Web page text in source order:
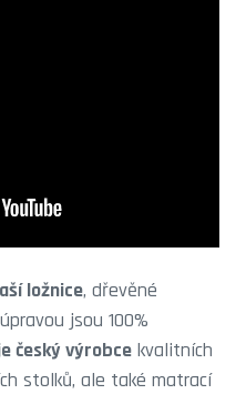
ložnice, dřevěné
jsou 100%
český výrobce kvalitních
stolků, ale také matrací